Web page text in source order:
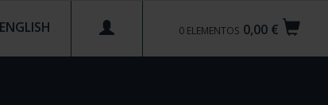
0,00 €
0 ELEMENTOS